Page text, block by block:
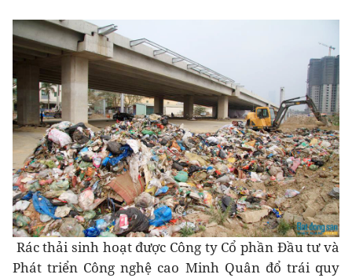
Rác thải sinh hoạt được Công ty Cổ phần Đầu tư và
Phát triển Công nghệ cao Minh Quân đổ trái quy